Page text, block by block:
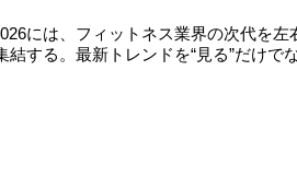
には、フィットネス業界の次代を
する。最新トレンドを“見る”だけで